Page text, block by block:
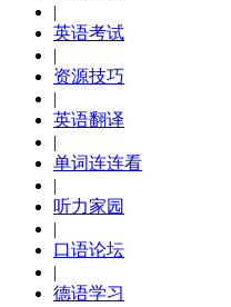
|
英语考试
|
资源技巧
|
英语翻译
|
单词连连看
|
听力家园
|
口语论坛
|
德语学习